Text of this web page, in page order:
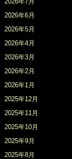
2026年6月
2026年5月
2026年4月
2026年3月
2026年2月
2026年1月
2025年12月
2025年11月
2025年10月
2025年9月
2025年8月